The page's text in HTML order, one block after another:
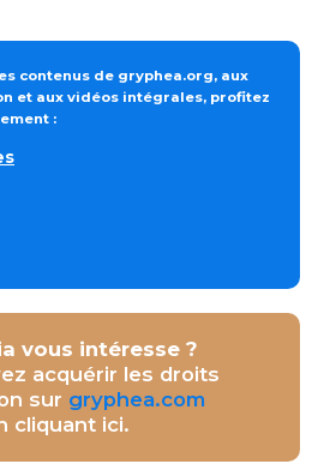
contenus de gryphea.org, aux
et aux vidéos intégrales, profitez
:
vous intéresse ?
acquérir les droits
sur gryphea.com
cliquant ici.